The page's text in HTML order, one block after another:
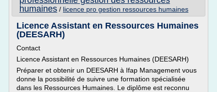
humaines / licence pro gestion ressources humaines
Licence Assistant en Ressources Humaines
(DEESARH)
Contact
Licence Assistant en Ressources Humaines (DEESARH)
Préparer et obtenir un DEESARH à Ifap Management vous
donne la possibilité de suivre une formation spécialisée
dans les Ressources Humaines. Le diplôme est reconnu